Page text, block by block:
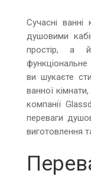
Сучасні
душовими
простір, а
ви шукаєте
ванної
компанії
переваги
виготовлення